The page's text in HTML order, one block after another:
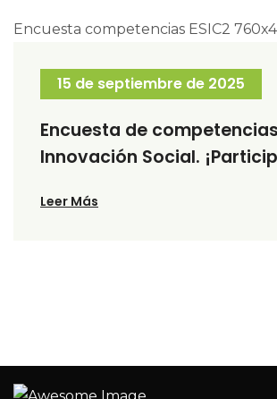
15 de septiembre de 2025
Encuesta de
Innovación Social.
Leer Más